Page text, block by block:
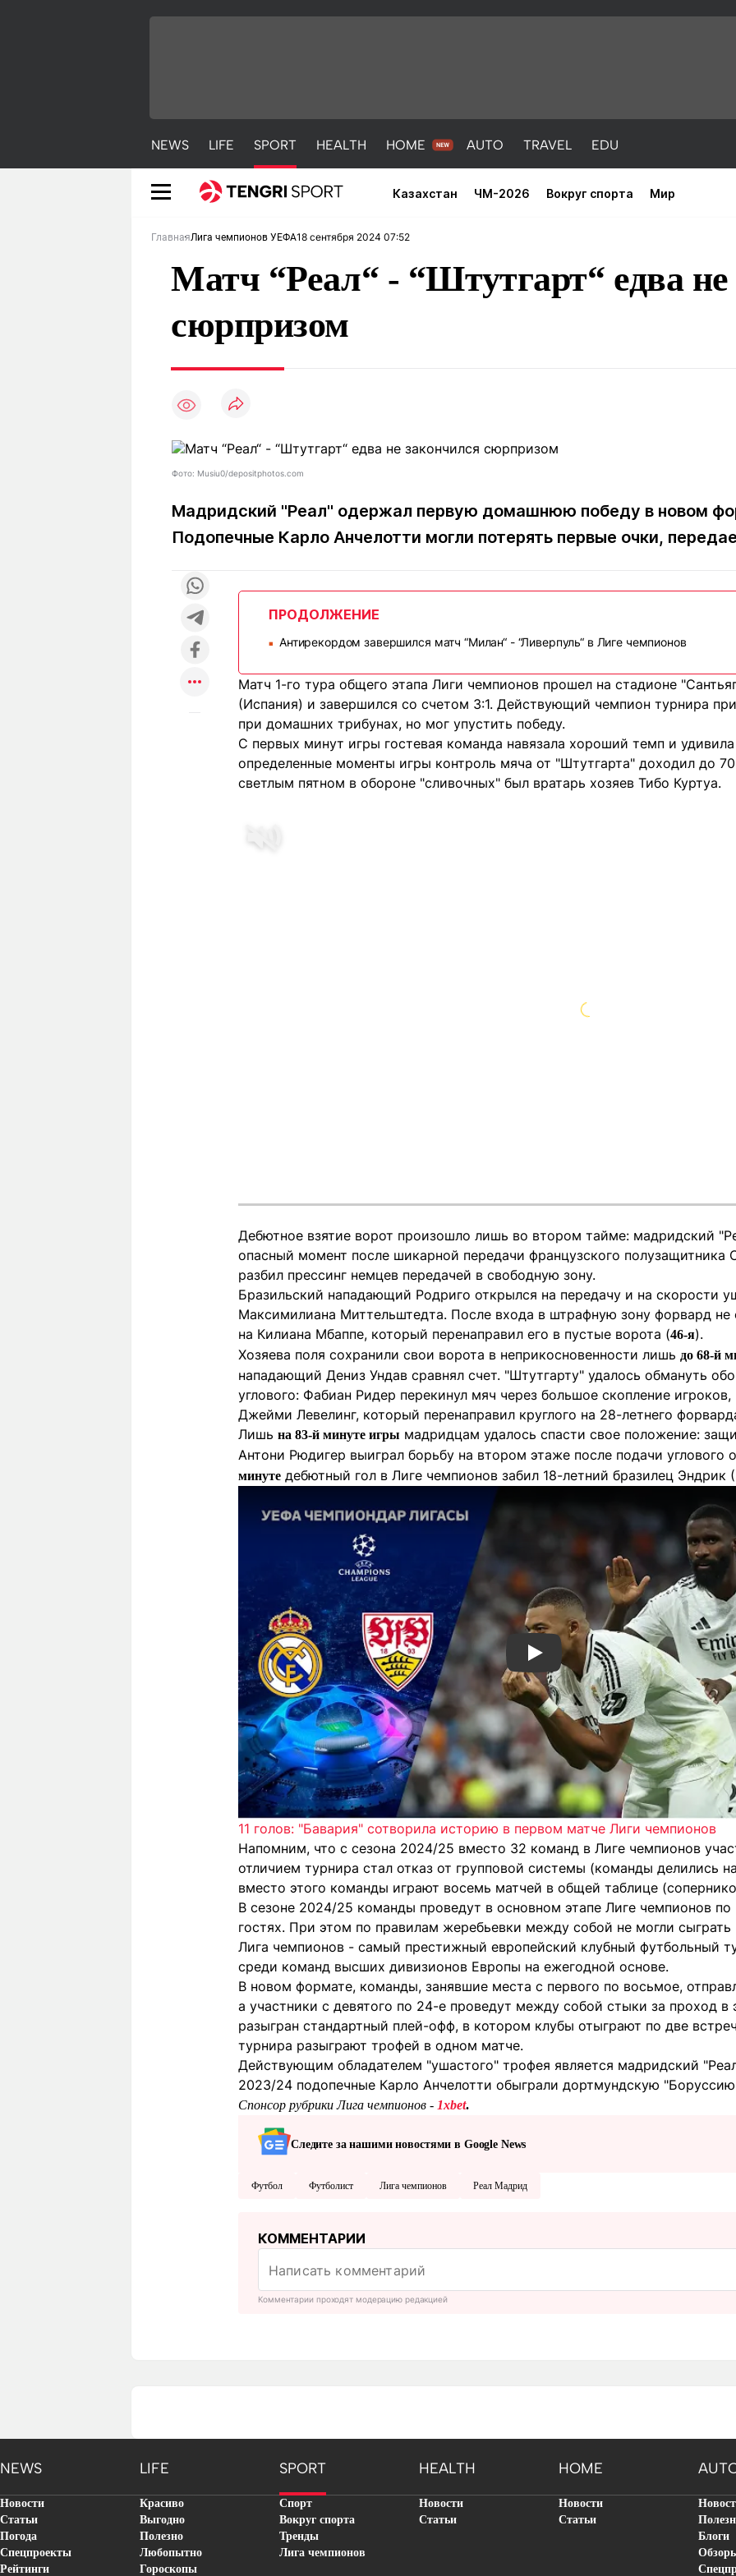
NEWS LIFE SPORT HEALTH HOME AUTO TRAVEL EDU
Казахстан ЧМ-2026 Вокруг спорта Мир
Погода
Рейтинги
Гороскопы
Рецепты
чемпионов
+7 (777) 001 44 99 +7 (700) 3 888 188
ГлавнаяЛига чемпионов УЕФА18 сентября 2024 07:52
Матч “Реал“ - “Штутгарт“ едва не
сюрпризом
Фото: Musiu0/depositphotos.com
Мадридский "Реал" одержал первую домашнюю победу в новом
Подопечные Карло Анчелотти могли потерять первые очки,
ПРОДОЛЖЕНИЕ
■ Антирекордом завершился матч “Милан“ - “Ливерпуль“ в Лиге чемпионов
Матч 1-го тура общего этапа Лиги чемпионов прошел на стадионе
(Испания) и завершился со счетом 3:1. Действующий чемпион турнира
при домашних трибунах, но мог упустить победу.
С первых минут игры гостевая команда навязала хороший темп и
определенные моменты игры контроль мяча от "Штутгарта" доходил до
светлым пятном в обороне "сливочных" был вратарь хозяев Тибо Куртуа.
Дебютное взятие ворот произошло лишь во втором тайме: мадридский
опасный момент после шикарной передачи французского полузащитника
разбил прессинг немцев передачей в свободную зону.
Бразильский нападающий Родриго открылся на передачу и на скорости
Максимилиана Миттельштедта. После входа в штрафную зону форвард не
на Килиана Мбаппе, который перенаправил его в пустые ворота (46-я).
Хозяева поля сохранили свои ворота в неприкосновенности лишь до 68-й
нападающий Дениз Ундав сравнял счет. "Штутгарту" удалось обмануть
углового: Фабиан Ридер перекинул мяч через большое скопление игроков,
Джейми Левелинг, который перенаправил круглого на 28-летнего
Лишь на 83-й минуте игры мадридцам удалось спасти свое положение:
Антони Рюдигер выиграл борьбу на втором этаже после подачи
минуте дебютный гол в Лиге чемпионов забил 18-летний бразилец Эндрик
Смотреть видео YouTube
11 голов: "Бавария" сотворила историю в первом матче Лиги чемпионов
Напомним, что с сезона 2024/25 вместо 32 команд в Лиге чемпионов
отличием турнира стал отказ от групповой системы (команды делились
вместо этого команды играют восемь матчей в общей таблице
В сезоне 2024/25 команды проведут в основном этапе Лиге чемпионов
гостях. При этом по правилам жеребьевки между собой не могли
Лига чемпионов - самый престижный европейский клубный футбольный
среди команд высших дивизионов Европы на ежегодной основе.
В новом формате, команды, занявшие места с первого по восьмое,
а участники с девятого по 24-е проведут между собой стыки за проход в
разыгран стандартный плей-офф, в котором клубы отыграют по две
турнира разыграют трофей в одном матче.
Действующим обладателем "ушастого" трофея является мадридский
2023/24 подопечные Карло Анчелотти обыграли дортмундскую
Спонсор рубрики Лига чемпионов - 1xbet.
Следите за нашими новостями в Google News
Футбол Футболист Лига чемпионов Реал Мадрид
КОММЕНТАРИИ
Комментарии проходят модерацию редакцией
NEWS LIFE SPORT HEALTH HOME
Новости
Статьи
Погода
Спецпроекты
Рейтинги
Красиво
Выгодно
Полезно
Любопытно
Гороскопы
Спорт
Вокруг спорта
Тренды
Лига чемпионов
Новости
Статьи
Новости
Статьи
Блоги